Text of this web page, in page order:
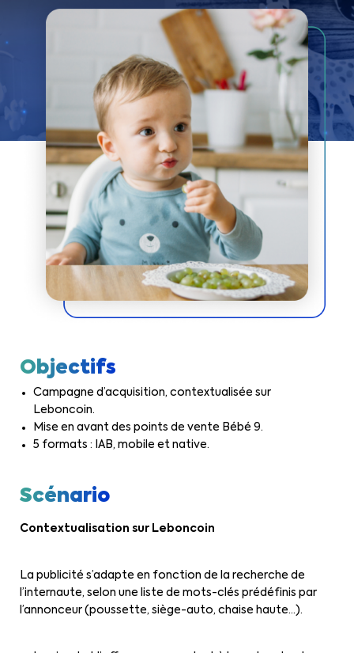
Objectifs
Campagne d’acquisition, contextualisée sur
Leboncoin.
Mise en avant des points de vente Bébé 9.
5 formats : IAB, mobile et native.
Scénario
Contextualisation sur Leboncoin
La publicité s’adapte en fonction de la recherche de
l’internaute, selon une liste de mots-clés prédéfinis par
l’annonceur (poussette, siège-auto, chaise haute…).